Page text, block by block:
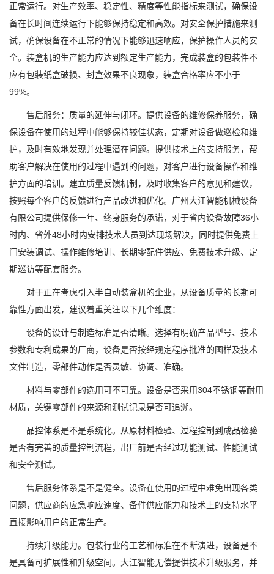
正常运行。对生产效率、稳定性、精度等性能指标来测试，确保设
备在长时间连续运行下能够保持稳定和高效。对安全保护措施来测
试，确保设备在不正常的情况下能够迅速响应，保护操作人员的安
全。装盒机的生产能力应达到额定生产能力，完成装盒的包装件不
应有包装纸盒破损、封盒效果不良现象，装盒合格率应不小于
99%。
售后服务：质量的延伸与闭环。提供设备的维修保养服务，确
保设备在使用的过程中能够保持较佳状态，定期对设备做巡检和维
护，及时有效地发现并处理潜在问题。提供技术上的支持服务，帮
助客户解决在使用的过程中遇到的问题，对客户进行设备操作和维
护方面的培训。建立质量反馈机制，及时收集客户的意见和建议，
按照每个客户的反馈进行产品改进和优化。广州大江智能机械设备
有限公司提供保修一年、终身服务的承诺，对于省内设备故障36小
时内、省外48小时内安排技术人员到达现场解决，同时提供免费上
门安装调试、操作维修培训、长期零配件供应、免费技术升级、定
期巡访等配套服务。
对于正在考虑引入半自动装盒机的企业，从设备质量的长期可
靠性方面出发，建议着重关注以下几个维度：
设备的设计与制造标准是否清晰。选择有明确产品型号、技术
参数和专利成果的厂商，设备是否按经规定程序批准的图样及技术
文件制造，零部件动作是否灵敏、协调、准确。
材料与零部件的选用可不可靠。设备是否采用304不锈钢等耐用
材质，关键零部件的来源和测试记录是否可追溯。
品控体系是不是系统化。从原材料检验、过程控制到成品检验
是否有完善的质量控制流程，出厂前是否经过功能测试、性能测试
和安全测试。
售后服务体系是不是健全。设备在使用的过程中难免出现各类
问题，供应商的应急响应速度、备件供应能力和技术上的支持水平
直接影响用户的正常生产。
持续升级能力。包装行业的工艺和标准在不断演进，设备是不
是具备可扩展性和升级空间。大江智能无偿提供技术升级服务，并